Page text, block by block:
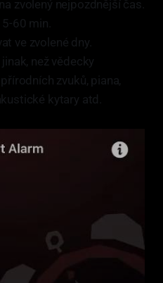
zvolený nejpozdnější čas.
60 min.
ve zvolené dny.
než vědecky
zvuků, piana,
kytary atd.